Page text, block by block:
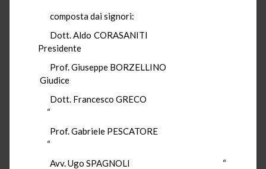
composta dai signori:
Dott. Aldo CORASANITI
Presidente
Prof. Giuseppe BORZELLINO
Giudice
Dott. Francesco GRECO
“
Prof. Gabriele PESCATORE
“
Avv. Ugo SPAGNOLI “